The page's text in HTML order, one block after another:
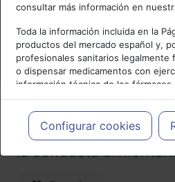
consultar más información en
Toda la información incluida en la
productos del mercado español y,
profesionales sanitarios legalmente
o dispensar medicamentos con
información técnica de los
meramente informativo, siendo
profesionales facultados prescribir
cada caso concreto, el tratamiento
necesidades del paciente.
Configurar cookies
Actualidad y Artículos
la conducta